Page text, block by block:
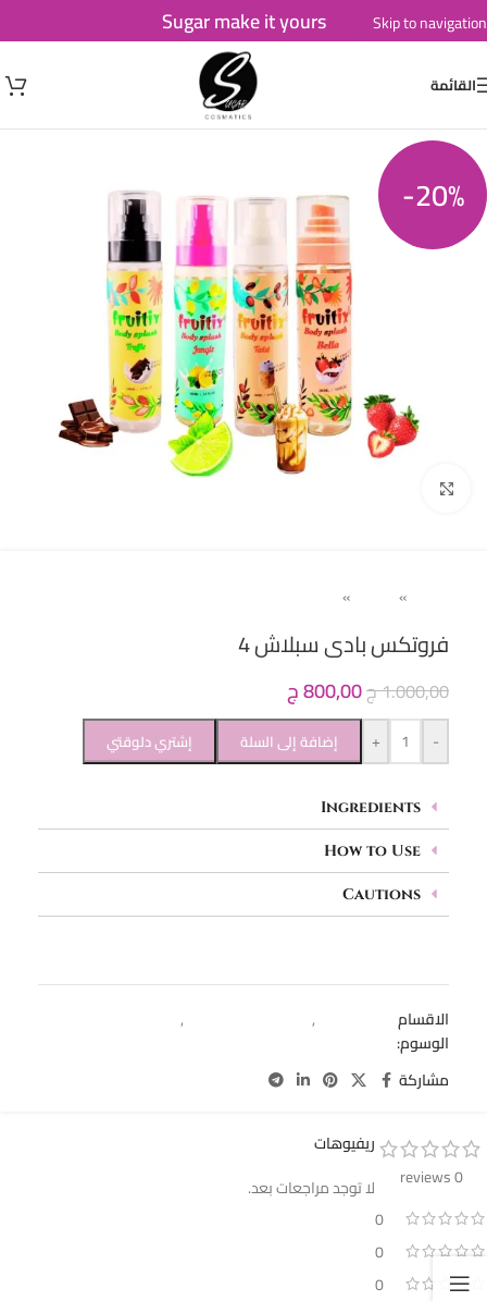
Skip to navigation
Skip to main content
Sugar make it yours
القائمة
-20%
»
»
فروتكس بادى سبلاش 4
1.000,00ج800,00ج
-
+ إضافة إلى السلة إشتري دلوقتي
Ingredients
How to Use
Cautions
الاقسام ,
,
الوسوم:
مشاركة
0 reviews
0
0
0
ريفيوهات
لا توجد مراجعات بعد.